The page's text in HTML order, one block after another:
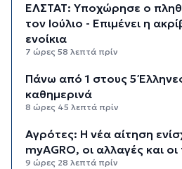
ΕΛΣΤΑΤ: Υποχώρησε ο
τον Ιούλιο - Επιμένει η
ενοίκια
7 ώρες 58 λεπτά πρίν
Πάνω από 1 στους 5
καθημερινά
8 ώρες 45 λεπτά πρίν
Αγρότες: Η νέα αίτηση
myAGRO, οι αλλαγές και
9 ώρες 28 λεπτά πρίν